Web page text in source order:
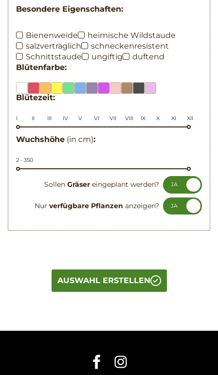
Besondere Eigenschaften:
Bienenweide
heimische Wildstaude
salzverträglich
schneckenresistent
Schnittstaude
ungiftig
duftend
Blütenfarbe:
Blütezeit:
I II III IV V VI VII VIII IX X XI XII
Wuchshöhe (in cm):
2 - 350
Sollen Gräser eingeplant werden? JA
Nur verfügbare Pflanzen anzeigen? JA
AUSWAHL ERSTELLEN